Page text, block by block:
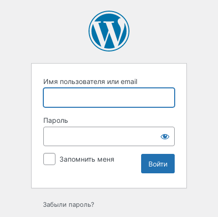
Имя пользователя или email
Пароль
Запомнить меня
Забыли пароль?